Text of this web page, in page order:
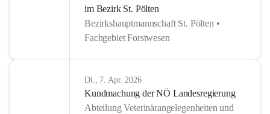
im Bezirk St. Pölten
Bezirkshauptmannschaft St. Pölten •
Fachgebiet Forstwesen
Di., 7. Apr. 2026
Kundmachung der NÖ Landesregierung
Abteilung Veterinärangelegenheiten und